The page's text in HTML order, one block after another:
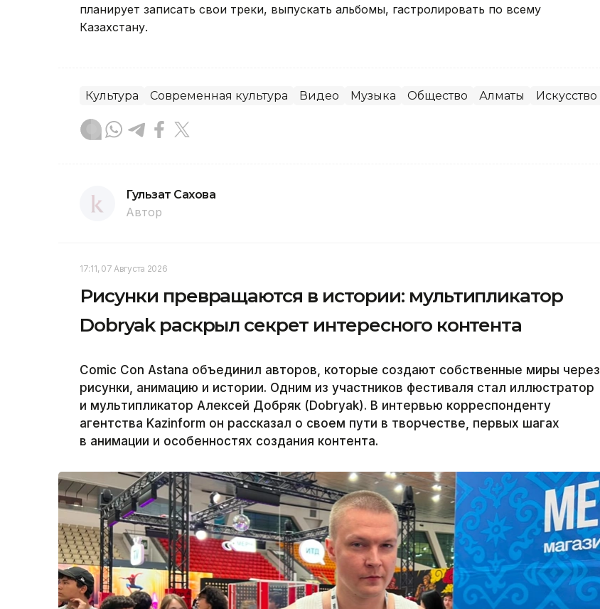
планирует записать свои треки, выпускать альбомы, гастролировать по всему
Казахстану.
Культура Современная культура Видео Музыка Общество Алматы Искусство
Гульзат Сахова
Автор
17:11, 07 Августа 2026
Рисунки превращаются в истории: мультипликатор
Dobryak раскрыл секрет интересного контента
Comic Con Astana объединил авторов, которые создают собственные миры через
рисунки, анимацию и истории. Одним из участников фестиваля стал иллюстратор
и мультипликатор Алексей Добряк (Dobryak). В интервью корреспонденту
агентства Kazinform он рассказал о своем пути в творчестве, первых шагах
в анимации и особенностях создания контента.